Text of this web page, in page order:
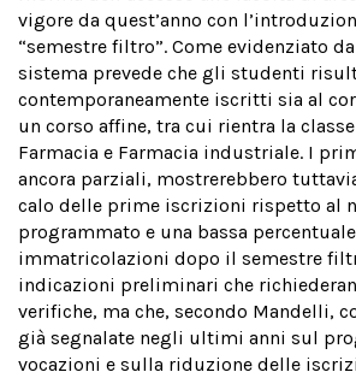
vigore da quest’anno con
“semestre filtro”. Come evidenziato
sistema prevede che gli studenti
contemporaneamente iscritti sia al
un corso affine, tra cui rientra la
Farmacia e Farmacia industriale. I
ancora parziali, mostrerebbero
calo delle prime iscrizioni rispetto al
programmato e una bassa
immatricolazioni dopo il semestre
indicazioni preliminari che
verifiche, ma che, secondo Mandelli,
già segnalate negli ultimi anni sul
vocazioni e sulla riduzione delle